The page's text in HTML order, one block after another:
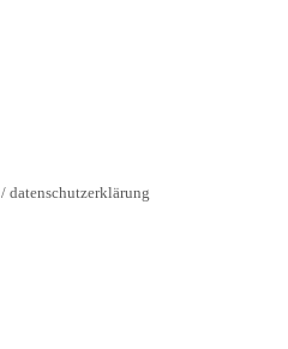
/datenschutzerklärung